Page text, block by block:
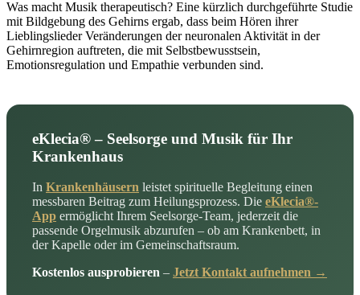
Was macht Musik therapeutisch? Eine kürzlich durchgeführte Studie
mit Bildgebung des Gehirns ergab, dass beim Hören ihrer
Lieblingslieder Veränderungen der neuronalen Aktivität in der
Gehirnregion auftreten, die mit Selbstbewusstsein,
Emotionsregulation und Empathie verbunden sind.
eKlecia® – Seelsorge und Musik für Ihr
Krankenhaus
In Krankenhäusern leistet spirituelle Begleitung einen
messbaren Beitrag zum Heilungsprozess. Die eKlecia®-
App ermöglicht Ihrem Seelsorge-Team, jederzeit die
passende Orgelmusik abzurufen – ob am Krankenbett, in
der Kapelle oder im Gemeinschaftsraum.
Kostenlos ausprobieren – Jetzt Kontakt aufnehmen →